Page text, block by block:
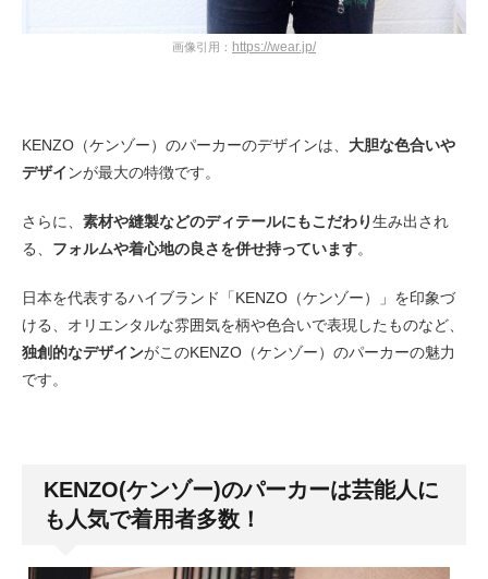
画像引用： https://wear.jp/
KENZO（ケンゾー）のパーカーのデザインは、 大胆な色合いや
デザイ ンが最大の特徴です。
さらに、 素材や縫製などのディテールにもこだわり生み出され
る、 フォルムや着心地の良さを併せ持っています。
日本を代表するハイブランド「KENZO（ケンゾー）」を印象づ
ける、オリエンタルな雰囲気を柄や色合いで表現したものなど、
独創的なデザインがこのKENZO（ケンゾー）のパーカーの魅力
です。
KENZO(ケンゾー)のパーカーは芸能人に
も人気で着用者多数！